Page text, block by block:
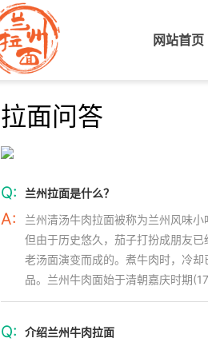
网站首页
拉面问答
Q: 兰州拉面是什么？
A:
兰州清汤牛肉拉面被称为兰州风味
但由于历史悠久，茄子打扮成朋友
老汤面演变而成的。煮牛肉时，冷
品。兰州牛肉面始于清朝嘉庆时期
Q: 介绍兰州牛肉拉面